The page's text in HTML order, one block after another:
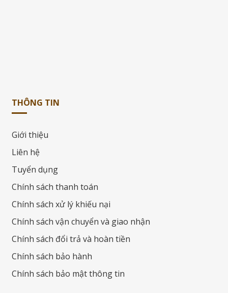
THÔNG TIN
Giới thiệu
Liên hệ
Tuyển dụng
Chính sách thanh toán
Chính sách xử lý khiếu nại
Chính sách vận chuyển và giao nhận
Chính sách đổi trả và hoàn tiền
Chính sách bảo hành
Chính sách bảo mật thông tin